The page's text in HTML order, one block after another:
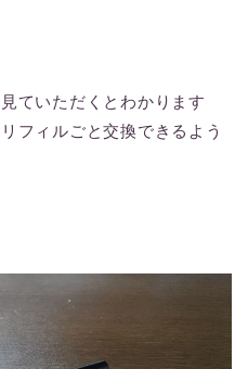
ていただくとわかります
フィルごと交換できるよう